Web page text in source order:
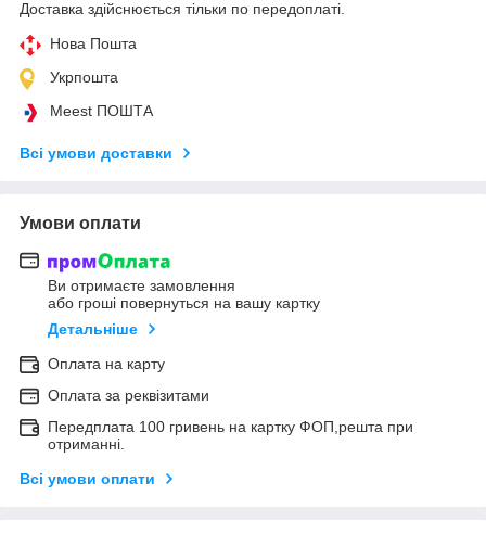
Доставка здійснюється тільки по передоплаті.
Нова Пошта
Укрпошта
Meest ПОШТА
Всі умови доставки
Умови оплати
Ви отримаєте замовлення
або гроші повернуться на вашу картку
Детальніше
Оплата на карту
Оплата за реквізитами
Передплата 100 гривень на картку ФОП,решта при
отриманні.
Всі умови оплати